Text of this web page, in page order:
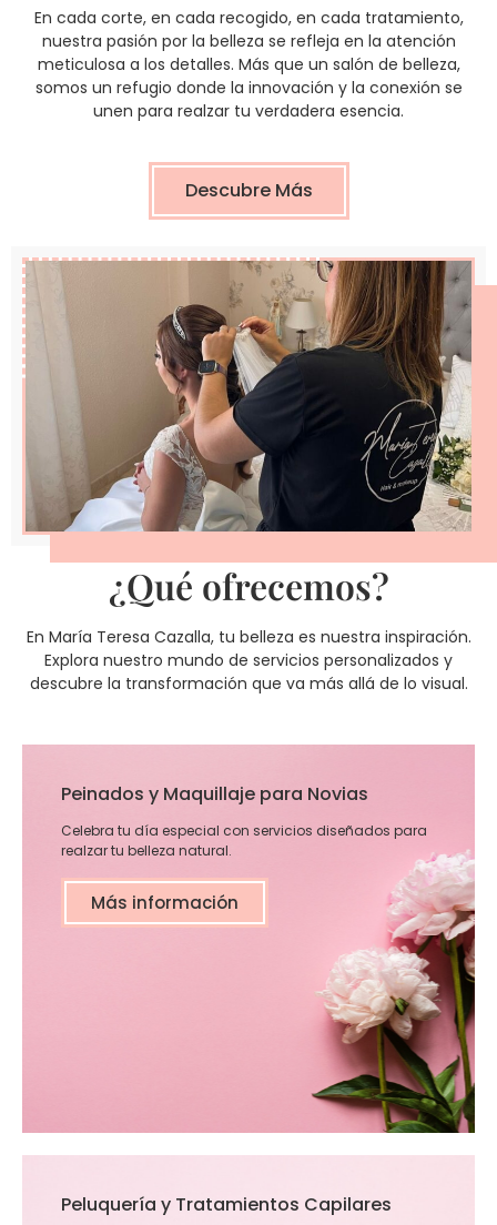
En cada corte, en cada recogido, en cada tratamiento,
nuestra pasión por la belleza se refleja en la atención
meticulosa a los detalles. Más que un salón de belleza,
somos un refugio donde la innovación y la conexión se
unen para realzar tu verdadera esencia.
Descubre Más
¿Qué ofrecemos?
En María Teresa Cazalla, tu belleza es nuestra inspiración.
Explora nuestro mundo de servicios personalizados y
descubre la transformación que va más allá de lo visual.
Peinados y Maquillaje para Novias
Celebra tu día especial con servicios diseñados para
realzar tu belleza natural.
Más información
Peluquería y Tratamientos Capilares